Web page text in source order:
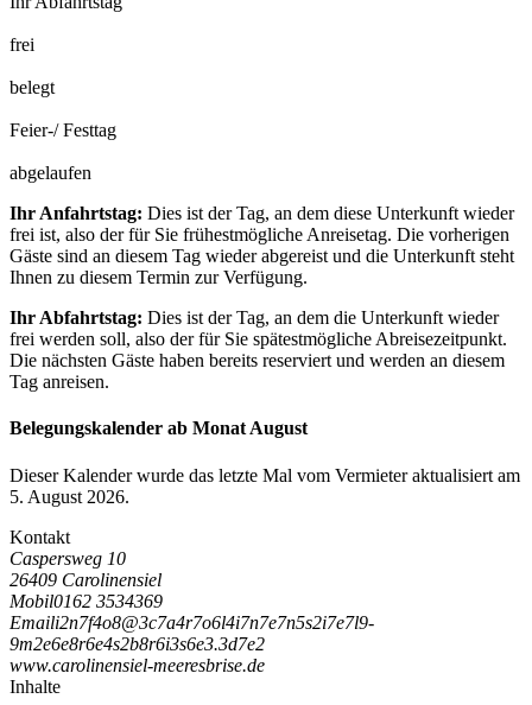
frei
belegt
Feier-/ Festtag
abgelaufen
Ihr Anfahrtstag: Dies ist der Tag, an dem diese Unterkunft wieder
frei ist, also der für Sie frühestmögliche Anreisetag. Die vorherigen
Gäste sind an diesem Tag wieder abgereist und die Unterkunft steht
Ihnen zu diesem Termin zur Verfügung.
Ihr Abfahrtstag: Dies ist der Tag, an dem die Unterkunft wieder
frei werden soll, also der für Sie spätestmögliche Abreisezeitpunkt.
Die nächsten Gäste haben bereits reserviert und werden an diesem
Tag anreisen.
Belegungskalender ab Monat August
Dieser Kalender wurde das letzte Mal vom Vermieter aktualisiert am
5. August 2026.
Kontakt
Caspersweg 10
26409 Carolinensiel
Mobil0162 3534369
Emaili2n7f4o8@3c7a4r7o6l4i7n7e7n5s2i7e7l9-
9m2e6e8r6e4s2b8r6i3s6e3.3d7e2
www.carolinensiel-meeresbrise.de
Inhalte